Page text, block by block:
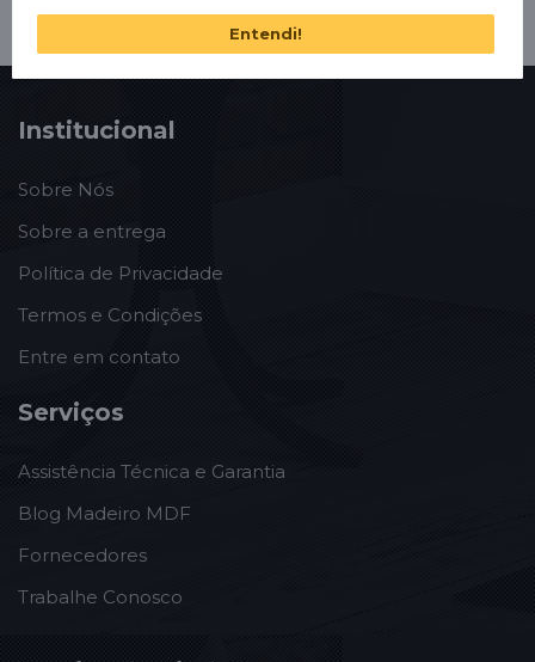
Entendi!
Institucional
Sobre Nós
Sobre a entrega
Política de Privacidade
Termos e Condições
Entre em contato
Serviços
Assistência Técnica e Garantia
Blog Madeiro MDF
Fornecedores
Trabalhe Conosco